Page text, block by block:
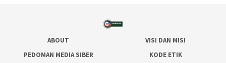
ABOUT
VISI DAN MISI
PEDOMAN MEDIA SIBER
KODE ETIK